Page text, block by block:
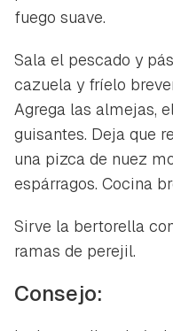
fuego suave.
Sala el pescado y
cazuela y fríelo
Agrega las almejas,
guisantes. Deja que
una pizca de nuez
espárragos. Cocina
Sirve la bertorella
ramas de perejil.
Consejo: